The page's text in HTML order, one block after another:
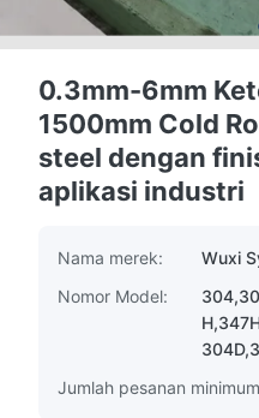
0.3mm-6mm
1500mm Cold
steel dengan
aplikasi industri
Nama merek:
Wuxi
Nomor Model:
Jumlah pesanan